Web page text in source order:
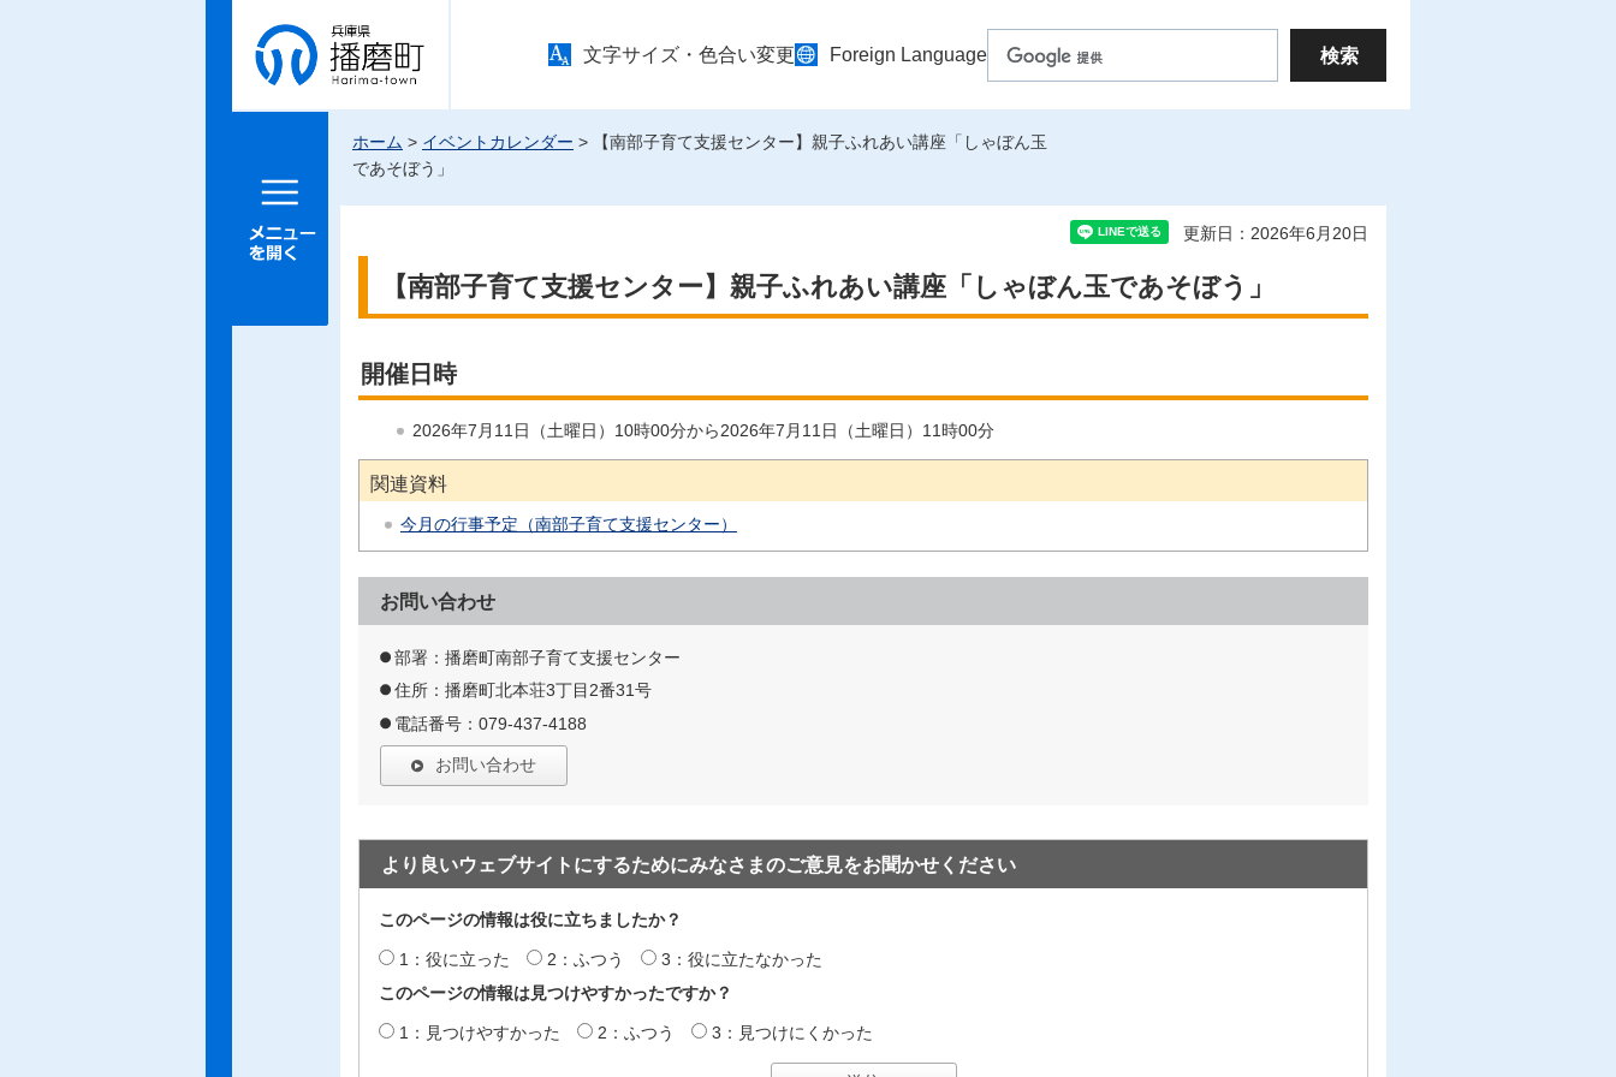
兵庫県 播
磨町
文字サイズ・色合い変更 Foreign Language
メニュー
ホーム > イベントカレンダー > 【南部子育て支援センター】親子ふれあい講座「しゃぼん玉
であそぼう」
更新日：2026年6月20日
【南部子育て支援センター】親子ふれあい講座「しゃぼん玉であそぼう」
開催日時
2026年7月11日（土曜日）10時00分から2026年7月11日（土曜日）11時00分
関連資料
今月の行事予定（南部子育て支援センター）
お問い合わせ
部署：播磨町南部子育て支援センター
住所：播磨町北本荘3丁目2番31号
電話番号：079-437-4188
お問い合わせ
より良いウェブサイトにするためにみなさまのご意見をお聞かせください
このページの情報は役に立ちましたか？
1：役に立った 2：ふつう
3：役に立たなかった
このページの情報は見つけやすかったですか？
1：見つけやすかった 2：ふつう 3：見つけにくかった